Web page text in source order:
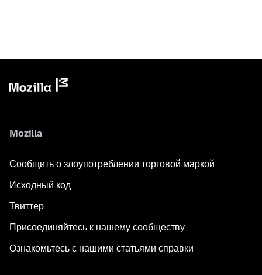
Mozilla
Сообщить о злоупотреблении торговой маркой
Исходный код
Твиттер
Присоединяйтесь к нашему сообществу
Ознакомьтесь с нашими статьями справки